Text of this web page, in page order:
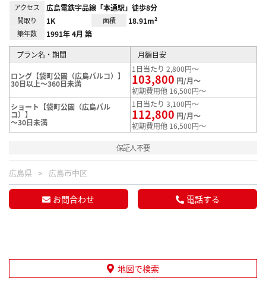
アクセス 広島電鉄宇品線「本通駅」徒歩8分
間取り 1K 面積 18.91m²
築年数 1991年 4月 築
プラン名・期間 月額目安
ロング【袋町公園（広島パルコ）】
30日以上～360日未満
1日当たり 2,800円～
103,800 円/月～
初期費用他 16,500円～
ショート【袋町公園（広島パル
コ）】
～30日未満
1日当たり 3,100円～
112,800 円/月～
初期費用他 16,500円～
保証人不要
広島県 広島市中区
お問合わせ 電話する
地図で検索